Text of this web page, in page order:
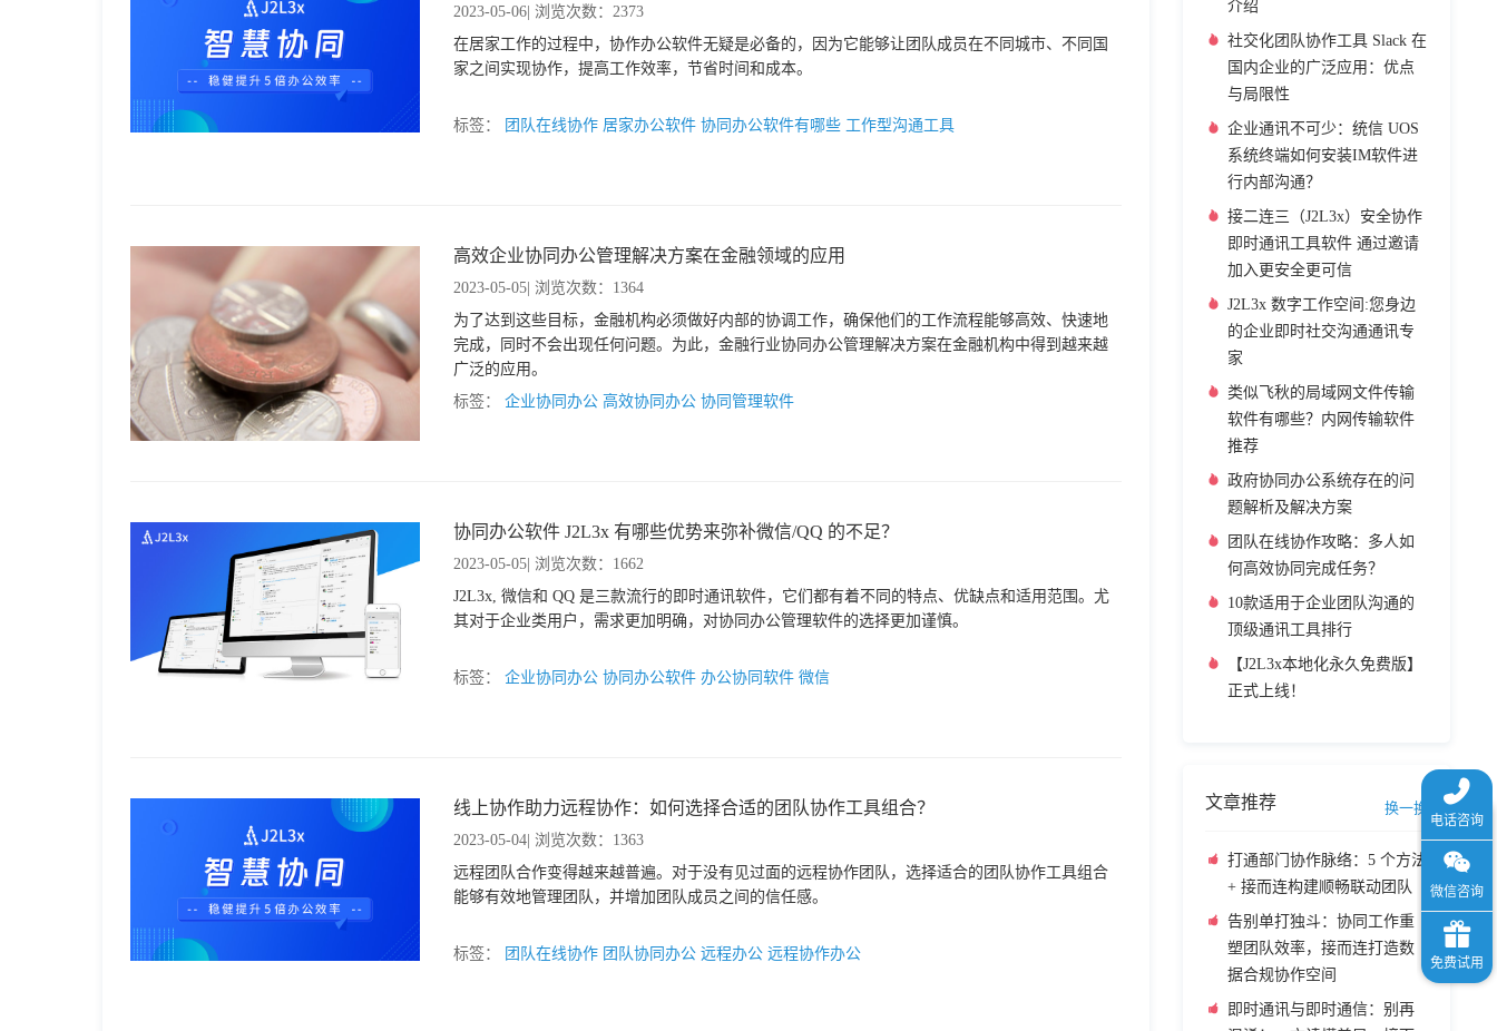
2023-05-06 | 浏览次数：2373
在居家工作的过程中，协作办公软件无疑是必备的，因为它能够让团队成员在不同城市、不同国
家之间实现协作，提高工作效率，节省时间和成本。
标签： 团队在线协作 居家办公软件 协同办公软件有哪些 工作型沟通工具
高效企业协同办公管理解决方案在金融领域的应用
2023-05-05 | 浏览次数：1364
为了达到这些目标，金融机构必须做好内部的协调工作，确保他们的工作流程能够高效、快速地
完成，同时不会出现任何问题。为此，金融行业协同办公管理解决方案在金融机构中得到越来越
广泛的应用。
标签：
企业协同办公 高效协同办公 协同管理软件
协同办公软件 J2L3x 有哪些优势来弥补微信/QQ 的不足？
2023-05-05 | 浏览次数：1662
J2L3x, 微信和 QQ 是三款流行的即时通讯软件，它们都有着不同的特点、优缺点和适用范围。尤
其对于企业类用户，需求更加明确，对协同办公管理软件的选择更加谨慎。
标签： 企业协同办公 协同办公软件 办公协同软件 微信
线上协作助力远程协作：如何选择合适的团队协作工具组合？
2023-05-04 | 浏览次数：1363
远程团队合作变得越来越普遍。对于没有见过面的远程协作团队，选择适合的团队协作工具组合
能够有效地管理团队，并增加团队成员之间的信任感。
标签： 团队在线协作 团队协同办公 远程办公 远程协作办公
介绍
社交化团队协作工具 Slack 在
国内企业的广泛应用：优点
与局限性
企业通讯不可少：统信 UOS
系统终端如何安装IM软件进
行内部沟通？
接二连三（J2L3x）安全协作
即时通讯工具软件 通过邀请
加入更安全更可信
J2L3x 数字工作空间:您身边
的企业即时社交沟通通讯专
家
类似飞秋的局域网文件传输
软件有哪些？内网传输软件
推荐
政府协同办公系统存在的问
题解析及解决方案
团队在线协作攻略：多人如
何高效协同完成任务？
10款适用于企业团队沟通的
顶级通讯工具排行
【J2L3x本地化永久免费版】
正式上线！
文章推荐 换一换
打通部门协作脉络：5 个方法
+ 接而连构建顺畅联动团队
告别单打独斗：协同工作重
塑团队效率，接而连打造数
据合规协作空间
即时通讯与即时通信：别再